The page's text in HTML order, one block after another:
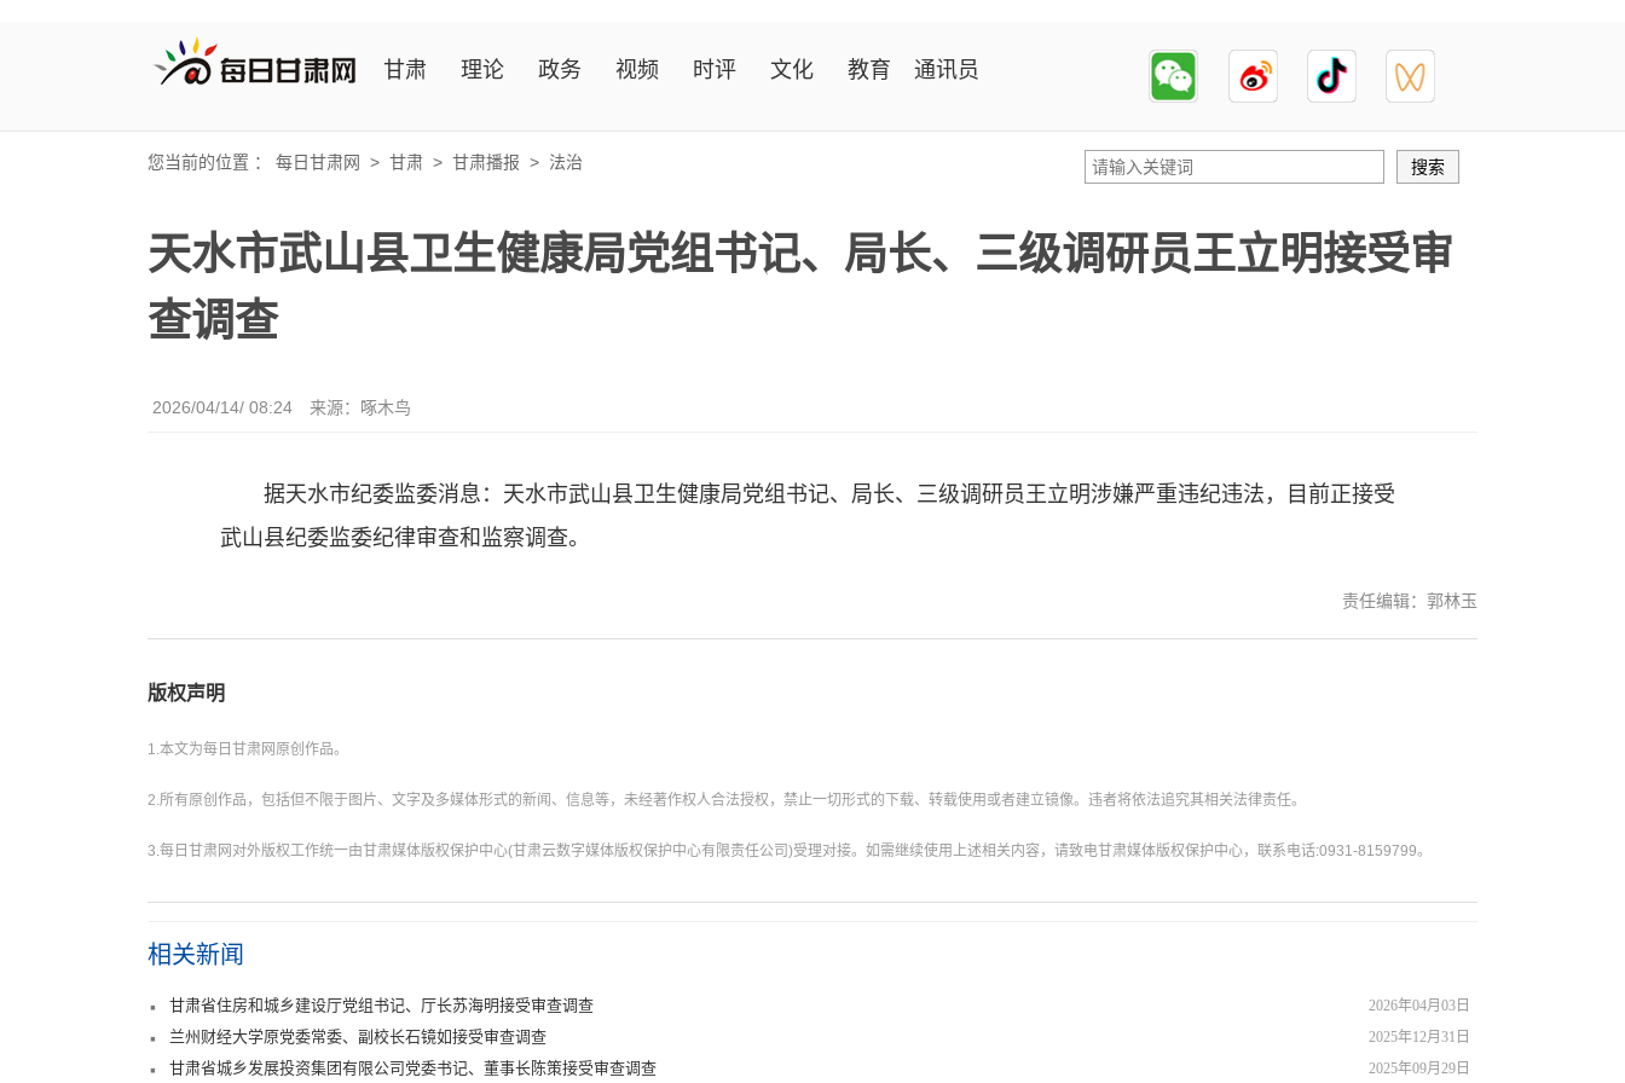
甘肃 理论 政务 视频 时评 文化 教育 通讯员
您当前的位置 ： 每日甘肃网 > 甘肃 > 甘肃播报 > 法治
天水市武山县卫生健康局党组书记、局长、三级调研员王立明接受审
查调查
2026/04/14/ 08:24 来源：啄木鸟
据天水市纪委监委消息：天水市武山县卫生健康局党组书记、局长、三级调研员王立明涉嫌严重违纪违法，目前正接受
武山县纪委监委纪律审查和监察调查。
责任编辑：郭林玉
版权声明
1.本文为每日甘肃网原创作品。
2.所有原创作品，包括但不限于图片、文字及多媒体形式的新闻、信息等，未经著作权人合法授权，禁止一切形式的下载、转载使用或者建立镜像。违者将依法追究其相关法律责任。
3.每日甘肃网对外版权工作统一由甘肃媒体版权保护中心(甘肃云数字媒体版权保护中心有限责任公司)受理对接。如需继续使用上述相关内容，请致电甘肃媒体版权保护中心，联系电话:0931-8159799。
相关新闻
2026年04月03日
甘肃省住房和城乡建设厅党组书记、厅长苏海明接受审查调查
2025年12月31日
兰州财经大学原党委常委、副校长石镜如接受审查调查
2025年09月29日
甘肃省城乡发展投资集团有限公司党委书记、董事长陈策接受审查调查